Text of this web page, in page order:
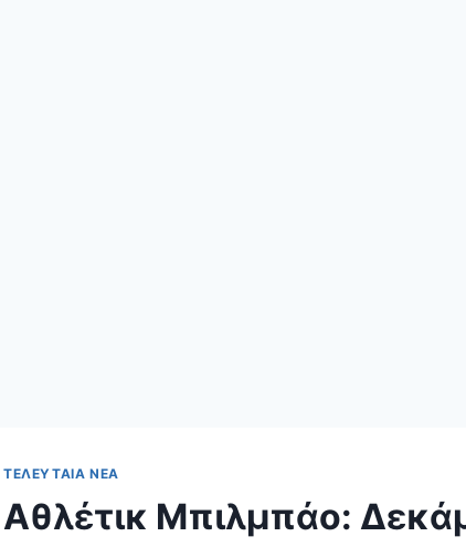
ΤΕΛΕΥΤΑΊΑ ΝΈΑ
Αθλέτικ Μπιλμπάο: